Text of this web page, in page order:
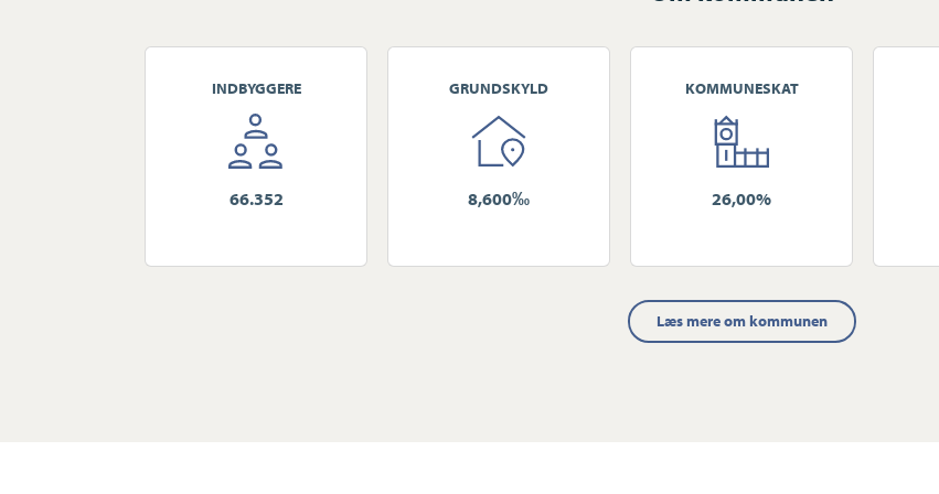
INDBYGGERE
66.352
GRUNDSKYLD
8,600‰
KOMMUNESKAT
26,00%
Læs mere om kommunen